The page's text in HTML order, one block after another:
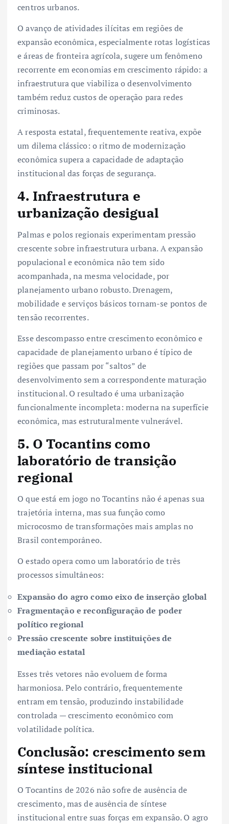
centros urbanos.
O avanço de atividades ilícitas em regiões de
expansão econômica, especialmente rotas logísticas
e áreas de fronteira agrícola, sugere um fenômeno
recorrente em economias em crescimento rápido: a
infraestrutura que viabiliza o desenvolvimento
também reduz custos de operação para redes
criminosas.
A resposta estatal, frequentemente reativa, expõe
um dilema clássico: o ritmo de modernização
econômica supera a capacidade de adaptação
institucional das forças de segurança.
4. Infraestrutura e
urbanização desigual
Palmas e polos regionais experimentam pressão
crescente sobre infraestrutura urbana. A expansão
populacional e econômica não tem sido
acompanhada, na mesma velocidade, por
planejamento urbano robusto. Drenagem,
mobilidade e serviços básicos tornam-se pontos de
tensão recorrentes.
Esse descompasso entre crescimento econômico e
capacidade de planejamento urbano é típico de
regiões que passam por “saltos” de
desenvolvimento sem a correspondente maturação
institucional. O resultado é uma urbanização
funcionalmente incompleta: moderna na superfície
econômica, mas estruturalmente vulnerável.
5. O Tocantins como
laboratório de transição
regional
O que está em jogo no Tocantins não é apenas sua
trajetória interna, mas sua função como
microcosmo de transformações mais amplas no
Brasil contemporâneo.
O estado opera como um laboratório de três
processos simultâneos:
Expansão do agro como eixo de inserção global
Fragmentação e reconfiguração de poder
político regional
Pressão crescente sobre instituições de
mediação estatal
Esses três vetores não evoluem de forma
harmoniosa. Pelo contrário, frequentemente
entram em tensão, produzindo instabilidade
controlada — crescimento econômico com
volatilidade política.
Conclusão: crescimento sem
síntese institucional
O Tocantins de 2026 não sofre de ausência de
crescimento, mas de ausência de síntese
institucional entre suas forças em expansão. O agro